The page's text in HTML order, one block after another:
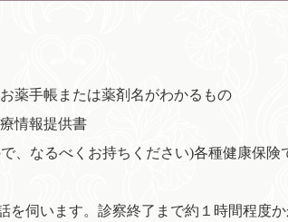
薬手帳または薬剤名がわかるもの
情報提供書
、なるべくお持ちください)各種健康保
伺います。診察終了まで約１時間程度か